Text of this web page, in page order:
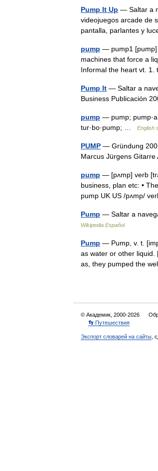
Pump It Up — Saltar a
videojuegos arcade de
pantalla, parlantes y
pump — pump1 [pump]
machines that force a
Informal the heart vt.
Pump It — Saltar a
Business Publicación
pump — pump;
tur·bo·pump; …
English
PUMP — Gründung
Marcus Jürgens
pump — [pʌmp] verb
business, plan etc: •
pump UK US /pʌmp/
Pump — Saltar a
Wikipedia Español
Pump — Pump, v. t.
as water or other liquid.
as, they pumped the
© Академик, 2000-2026
👣 Путешествия
Экспорт словарей на сайты ,